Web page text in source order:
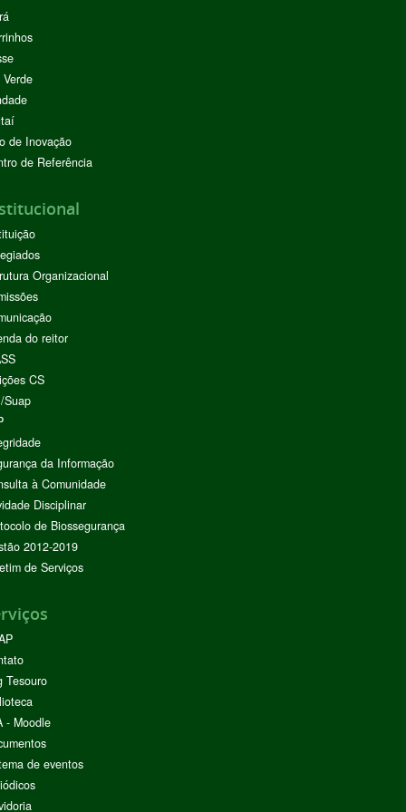
de Inovação
de Referência
Organizacional
do reitor
CS
Suap
da Informação
à Comunidade
Disciplinar
de Biossegurança
2012-2019
de Serviços
Tesouro
- Moodle
de eventos